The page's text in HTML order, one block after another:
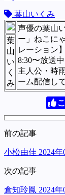
葉山いくみ
声優の葉山
ー」ねこに
レーション
8:30〜放送
主人公・時
ーム配信し
葉
山
い
く
み
前の記事
小松由佳 2024年
次の記事
倉知玲鳳 2024年